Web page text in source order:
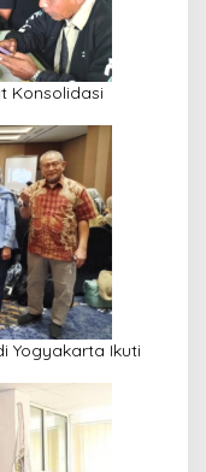
Konsolidasi
Yogyakarta Ikuti